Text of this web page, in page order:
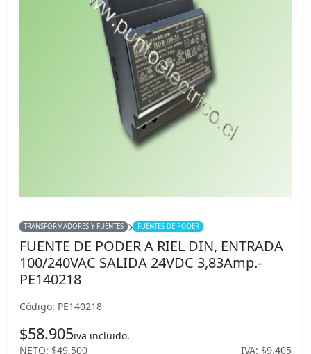
TRANSFORMADORES Y FUENTES FUENTES DE PODER
FUENTE DE PODER A RIEL DIN, ENTRADA
100/240VAC SALIDA 24VDC 3,83Amp.-
PE140218
Código: PE140218
$58.905iva incluido.
NETO: $49.500
IVA: $9.405